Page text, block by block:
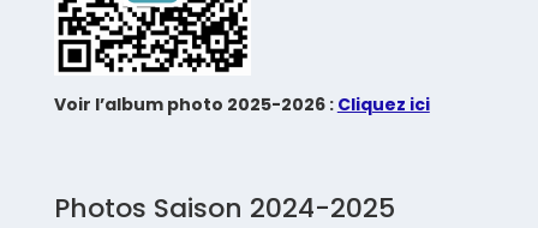
Voir l’album photo 2025-2026 : Cliquez ici
Photos Saison 2024-2025